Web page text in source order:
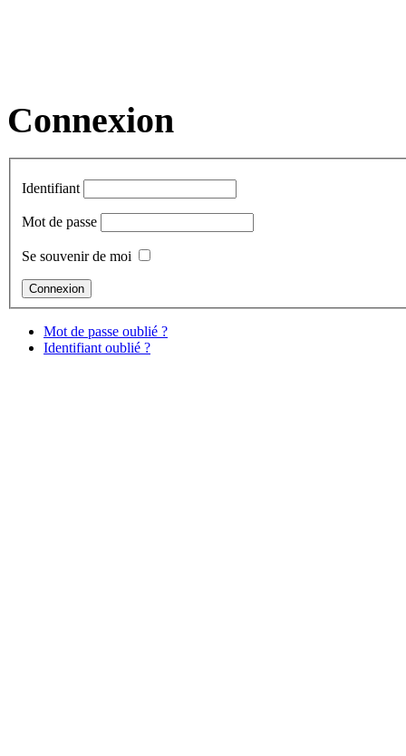
Connexion
Identifiant
Mot de passe
Se souvenir de moi
Mot de passe oublié ?
Identifiant oublié ?